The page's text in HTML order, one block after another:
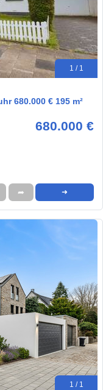
1 / 1
680.000 € 195 m²
680.000 €
➦ ➜
1 / 1